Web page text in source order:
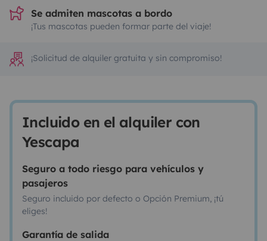
Se admiten mascotas a bordo
¡Tus mascotas pueden formar parte del viaje!
¡Solicitud de alquiler gratuita y sin compromiso!
Incluido en el alquiler con
Yescapa
Seguro a todo riesgo para vehículos y
pasajeros
Seguro incluido por defecto o Opción Premium, ¡tú
eliges!
Garantía de salida